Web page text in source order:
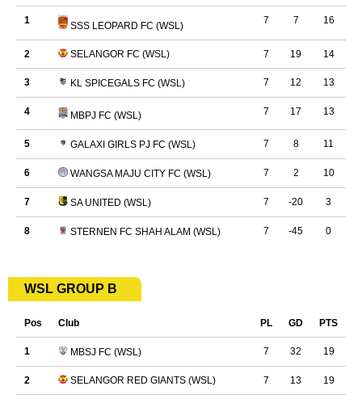
WSL GROUP B